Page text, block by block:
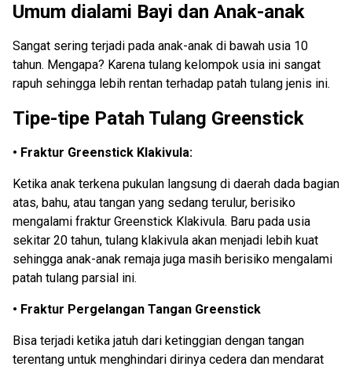
Umum dialami Bayi dan Anak-anak
Sangat sering terjadi pada anak-anak di bawah usia 10
tahun. Mengapa? Karena tulang kelompok usia ini sangat
rapuh sehingga lebih rentan terhadap patah tulang jenis ini.
Tipe-tipe Patah Tulang Greenstick
• Fraktur Greenstick Klakivula:
Ketika anak terkena pukulan langsung di daerah dada bagian
atas, bahu, atau tangan yang sedang terulur, berisiko
mengalami fraktur Greenstick Klakivula. Baru pada usia
sekitar 20 tahun, tulang klakivula akan menjadi lebih kuat
sehingga anak-anak remaja juga masih berisiko mengalami
patah tulang parsial ini.
• Fraktur Pergelangan Tangan Greenstick
Bisa terjadi ketika jatuh dari ketinggian dengan tangan
terentang untuk menghindari dirinya cedera dan mendarat